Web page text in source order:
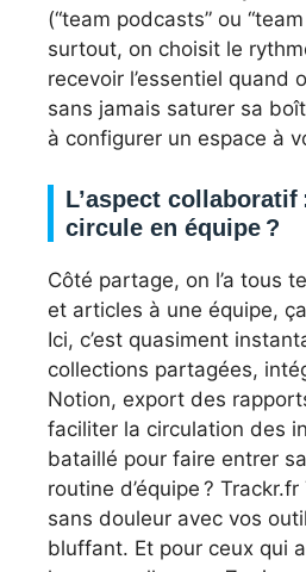
(“team podcasts” ou
surtout, on choisit le
recevoir l’essentiel quand
sans jamais saturer sa
à configurer un espace à
L’aspect
circule en équipe ?
Côté partage, on l’a tous
et articles à une équipe,
Ici, c’est quasiment
collections partagées,
Notion, export des
faciliter la circulation des
bataillé pour faire entrer
routine d’équipe ? Trackr.fr
sans douleur avec vos
bluffant. Et pour ceux qui